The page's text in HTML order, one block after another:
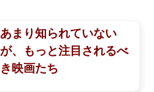
あまり知られていない
が、もっと注目されるべ
き映画たち